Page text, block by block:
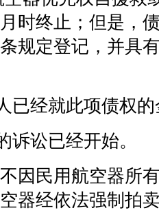
时终止；但是，
规定登记，并具
已经就此项债权
诉讼已经开始。
因民用航空器所
器经依法强制拍